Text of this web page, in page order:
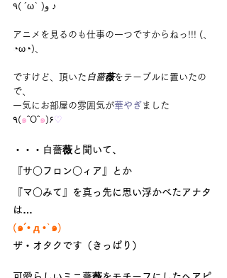
٩( ´ω` )و ♪
アニメを見るのも仕事の一つですからねっ!!! (、
◔ω◔)、
ですけど、頂いた 白薔薇をテーブルに置いたの
で、
一気にお部屋の雰囲気が華やぎました
٩(๑ˆOˆ๑)۶♡
・・・白薔薇と聞いて、
『サ○フロン○ィア』とか
『マ○みて』を真っ先に思い浮かべたアナタ
は…
(๑´• д •`๑)
ザ・オタクです（きっぱり）